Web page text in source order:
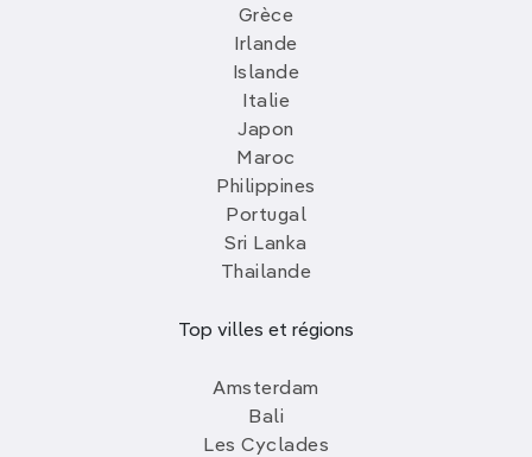
Grèce
Irlande
Islande
Italie
Japon
Maroc
Philippines
Portugal
Sri Lanka
Thailande
Top villes et régions
Amsterdam
Bali
Les Cyclades